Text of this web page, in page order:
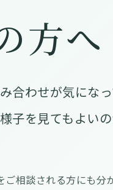
方へ
合わせが気にな
子を見てもよい
ご相談される方にも